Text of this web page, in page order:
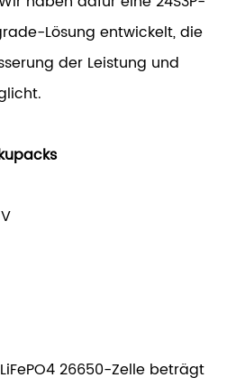
Lösung entwickelt, die
der Leistung und
26650-Zelle beträgt